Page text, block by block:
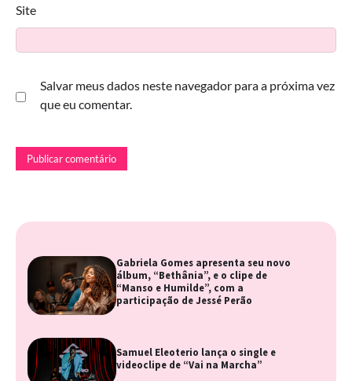
Site
Salvar meus dados neste navegador para a próxima vez
que eu comentar.
Gabriela Gomes apresenta seu novo
álbum, “Bethânia”, e o clipe de
“Manso e Humilde”, com a
participação de Jessé Perão
Samuel Eleoterio lança o single e
videoclipe de “Vai na Marcha”